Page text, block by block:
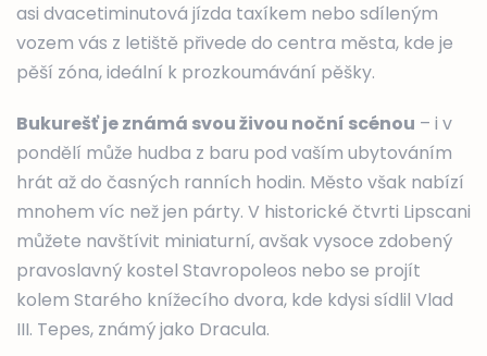
asi dvacetiminutová jízda taxíkem nebo sdíleným
vozem vás z letiště přivede do centra města, kde je
pěší zóna, ideální k prozkoumávání pěšky.
Bukurešť je známá svou živou noční scénou – i v
pondělí může hudba z baru pod vaším ubytováním
hrát až do časných ranních hodin. Město však nabízí
mnohem víc než jen párty. V historické čtvrti Lipscani
můžete navštívit miniaturní, avšak vysoce zdobený
pravoslavný kostel Stavropoleos nebo se projít
kolem Starého knížecího dvora, kde kdysi sídlil Vlad
III. Tepes, známý jako Dracula.